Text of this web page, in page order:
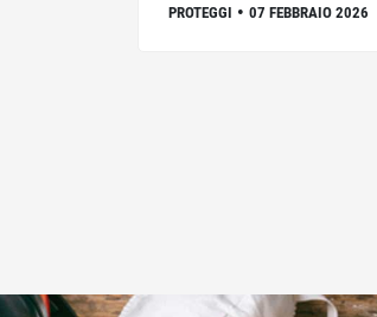
PROTEGGI •07 FEBBRAIO 2026